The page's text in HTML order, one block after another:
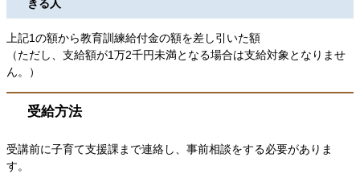
きる人
上記1の額から教育訓練給付金の額を差し引いた額
（ただし、支給額が1万2千円未満となる場合は支給対象となりませ
ん。）
受給方法
受講前に子育て支援課まで連絡し、事前相談をする必要がありま
す。